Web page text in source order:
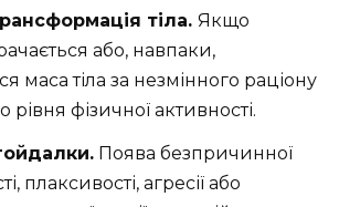
тіла. Якщо
або, навпаки,
маса тіла за незмінного раціону
рівня фізичної активності.
Поява безпричинної
плаксивості, агресії або